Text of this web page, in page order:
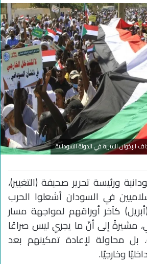
الإخوان السرية في الدولة السودانية
ورئيسة تحرير صحيفة (التغيير)،
في السودان أشعلوا الحرب
كآخر أوراقهم لمواجهة مسار
مشيرةً إلى أنّ ما يجري ليس صراعًا
بل محاولة لإعادة تمكينهم بعد
وخارجيًا.